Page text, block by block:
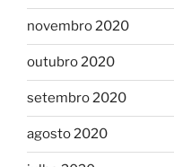
novembro 2020
outubro 2020
setembro 2020
agosto 2020